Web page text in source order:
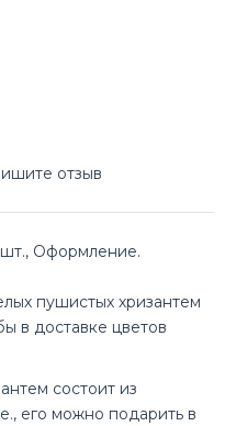
отзыв
Оформление.
пушистых хризантем
в доставке цветов
состоит из
его можно подарить в